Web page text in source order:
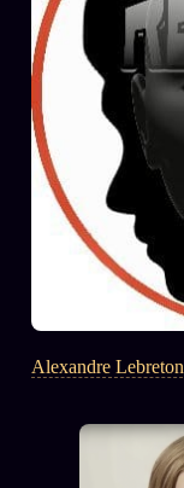
Alexandre Lebreton